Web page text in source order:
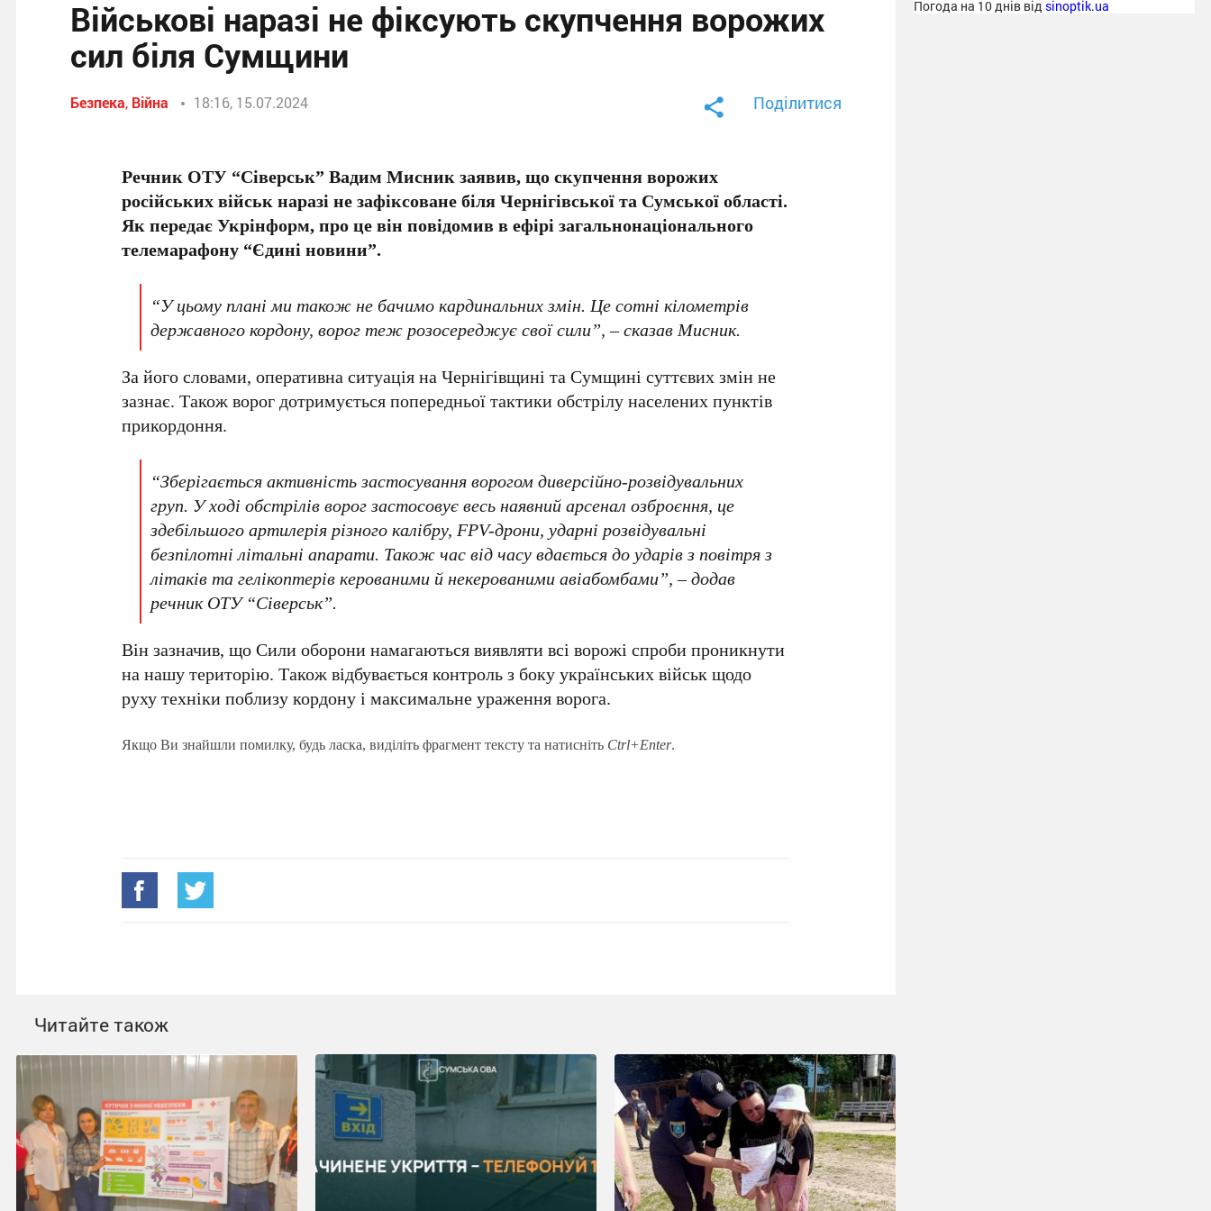
Військові наразі не фіксують скупчення ворожих
сил біля Сумщини
Безпека, Війна 18:16, 15.07.2024 Поділитися
Речник ОТУ “Сіверськ” Вадим Мисник заявив, що скупчення ворожих
російських військ наразі не зафіксоване біля Чернігівської та Сумської області.
Як передає Укрінформ, про це він повідомив в ефірі загальнонаціонального
телемарафону “Єдині новини”.
“У цьому плані ми також не бачимо кардинальних змін. Це сотні кілометрів
державного кордону, ворог теж розосереджує свої сили”, – сказав Мисник.
За його словами, оперативна ситуація на Чернігівщині та Сумщині суттєвих змін не
зазнає. Також ворог дотримується попередньої тактики обстрілу населених пунктів
прикордоння.
“Зберігається активність застосування ворогом диверсійно-розвідувальних
груп. У ході обстрілів ворог застосовує весь наявний арсенал озброєння, це
здебільшого артилерія різного калібру, FPV-дрони, ударні розвідувальні
безпілотні літальні апарати. Також час від часу вдається до ударів з повітря з
літаків та гелікоптерів керованими й некерованими авіабомбами”, – додав
речник ОТУ “Сіверськ”.
Він зазначив, що Сили оборони намагаються виявляти всі ворожі спроби проникнути
на нашу територію. Також відбувається контроль з боку українських військ щодо
руху техніки поблизу кордону і максимальне ураження ворога.
Якщо Ви знайшли помилку, будь ласка, виділіть фрагмент тексту та натисніть Ctrl+Enter.
Читайте також
Погода на 10 днів від sinoptik.ua